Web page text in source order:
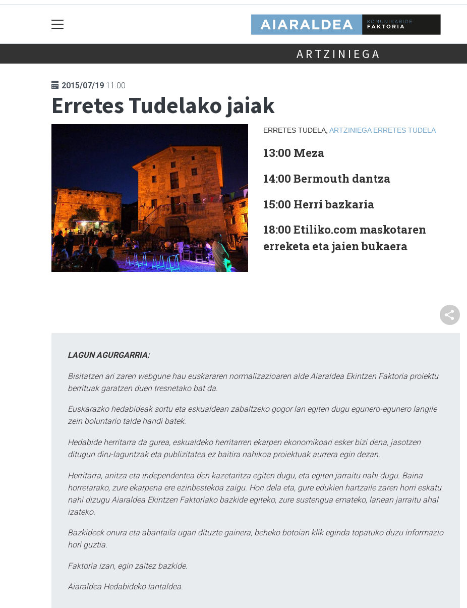
ARTZINIEGA
2015/07/19 11:00
Erretes Tudelako jaiak
ERRETES TUDELA, ARTZINIEGA ERRETES TUDELA
13:00 Meza
14:00 Bermouth dantza
15:00 Herri bazkaria
18:00 Etiliko.com maskotaren
erreketa eta jaien bukaera
LAGUN AGURGARRIA:
Bisitatzen ari zaren webgune hau euskararen normalizazioaren alde Aiaraldea Ekintzen Faktoria proiektu
berrituak garatzen duen tresnetako bat da.
Euskarazko hedabideak sortu eta eskualdean zabaltzeko gogor lan egiten dugu egunero-egunero langile
zein boluntario talde handi batek.
Hedabide herritarra da gurea, eskualdeko herritarren ekarpen ekonomikoari esker bizi dena, jasotzen
ditugun diru-laguntzak eta publizitatea ez baitira nahikoa proiektuak aurrera egin dezan.
Herritarra, anitza eta independentea den kazetaritza egiten dugu, eta egiten jarraitu nahi dugu. Baina
horretarako, zure ekarpena ere ezinbestekoa zaigu. Hori dela eta, gure edukien hartzaile zaren horri eskatu
nahi dizugu Aiaraldea Ekintzen Faktoriako bazkide egiteko, zure sustengua emateko, lanean jarraitu ahal
izateko.
Bazkideek onura eta abantaila ugari dituzte gainera, beheko botoian klik eginda topatuko duzu informazio
hori guztia.
Faktoria izan, egin zaitez bazkide.
Aiaraldea Hedabideko lantaldea.